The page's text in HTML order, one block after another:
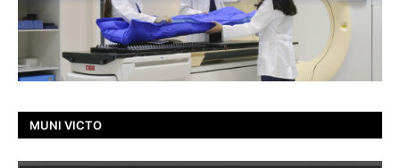
MUNI VICTO